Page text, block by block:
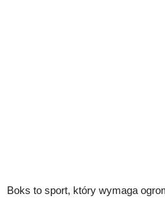
Boks to sport, który wymaga